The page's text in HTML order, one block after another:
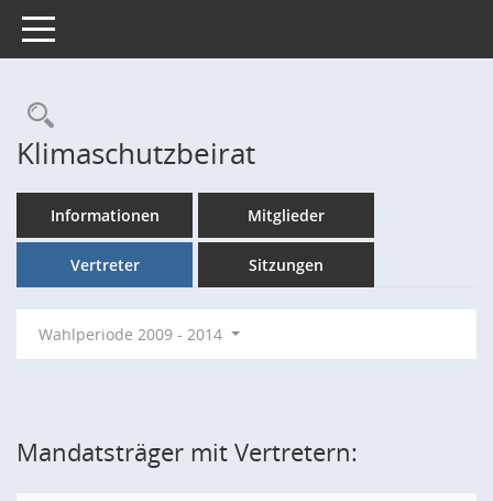
Toggle navigation
Rechercheauswahl
Klimaschutzbeirat
Informationen Mitglieder
Vertreter Sitzungen
Wahlperiode 2009 - 2014
Mandatsträger mit Vertretern: